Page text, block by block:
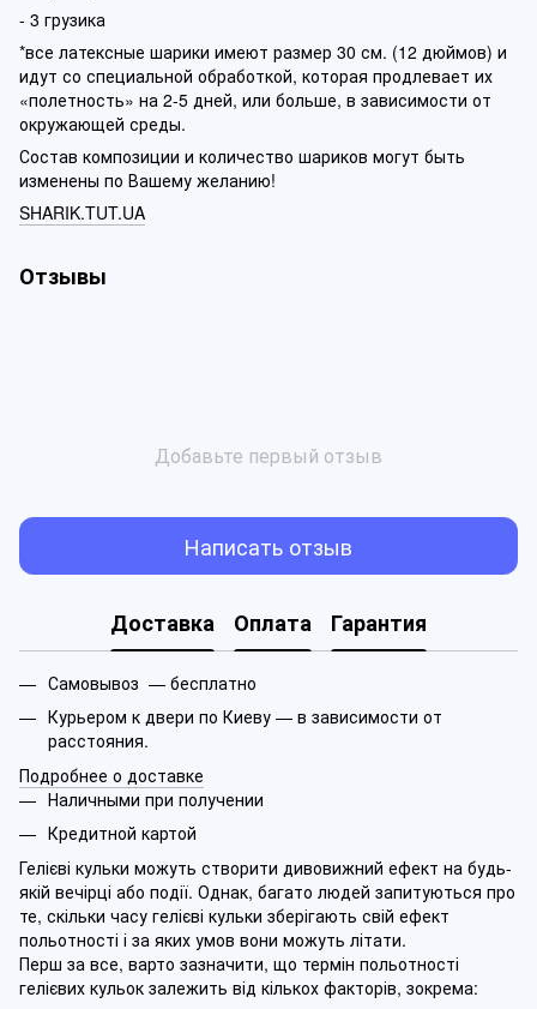
- 3 грузика
*все латексные шарики имеют размер 30 см. (12 дюймов) и
идут со специальной обработкой, которая продлевает их
«полетность» на 2-5 дней, или больше, в зависимости от
окружающей среды.
Состав композиции и количество шариков могут быть
изменены по Вашему желанию!
SHARIK.TUT.UA
Отзывы
Добавьте первый отзыв
Написать отзыв
Доставка Оплата Гарантия
Самовывоз — бесплатно
Курьером к двери по Киеву — в зависимости от
расстояния.
Подробнее о доставке
Наличными при получении
Кредитной картой
Гелієві кульки можуть створити дивовижний ефект на будь-
якій вечірці або події. Однак, багато людей запитуються про
те, скільки часу гелієві кульки зберігають свій ефект
польотності і за яких умов вони можуть літати.
Перш за все, варто зазначити, що термін польотності
гелієвих кульок залежить від кількох факторів, зокрема: